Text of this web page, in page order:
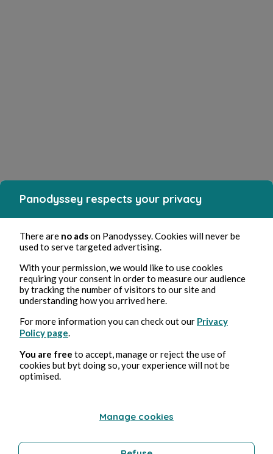
Panodyssey respects your privacy
There are no adson Panodyssey. Cookies will never be
used to serve targeted advertising.
With your permission, we would like to use cookies
requiring your consent in order to measure our audience
by tracking the number of visitors to our site and
understanding how you arrived here.
For more information you can check out our Privacy
Policy page
You are free to accept, manage or reject the use of
cookies but byt doing so, your experience will not be
optimised.
Manage cookies